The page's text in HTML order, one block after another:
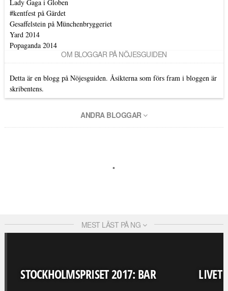
Lady Gaga i Globen
#kentfest på Gärdet
Gesaffelstein på Münchenbryggeriet
Yard 2014
Popaganda 2014
OM BLOGGAR PÅ NÖJESGUIDEN
Detta är en blogg på Nöjesguiden. Åsikterna som förs fram i bloggen är
skribentens.
ANDRA BLOGGAR
MEST LÄST PÅ NG
STOCKHOLMSPRISET 2017: BAR LIVET